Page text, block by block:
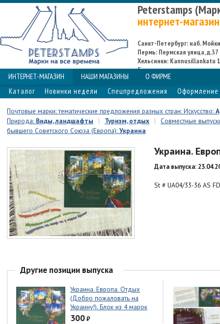
Peterstamps
интернет-магазин
Санкт-Петербург: наб.
Пермь: Пермская улица, д.37
Хельсинки: Kannusillankatu
Espoo
ИНТЕРНЕТ-МАГАЗИН НАШИ МАГАЗИНЫ
О ФИРМЕ
Каталог
Новинки недели Спецпредложения Оформление
Почтовые марки: тематические предложения разных стран: Искусство:
Природа: Виды, ландшафты | Туризм, отдых |
Совместные
бывшего Советского Союза (Европа): Украина
Украина.
Дата выпуска:
St # UA04/33-36 AS
Другие позиции выпуска
Украина. Европа. Отдых
(Добро пожаловать на
Украину!). Блок из 4 марок
300₽